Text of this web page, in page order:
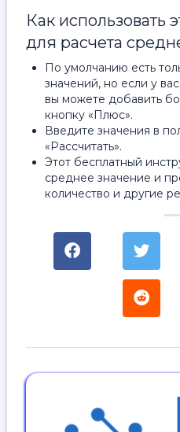
Как использовать
для расчета
По умолчанию есть
значений, но если у
вы можете добавить
кнопку «Плюс».
Введите значения в
«Рассчитать».
Этот бесплатный
среднее значение и
количество и другие